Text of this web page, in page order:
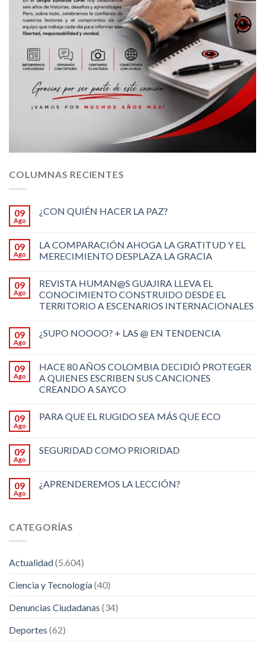
COLUMNAS RECIENTES
09
Ago
¿CON QUIÉN HACER LA PAZ?
09
Ago
LA COMPARACIÓN AHOGA LA GRATITUD Y EL
MERECIMIENTO DESPLAZA LA GRACIA
09
Ago
REVISTA HUMAN@S GUAJIRA LLEVA EL
CONOCIMIENTO CONSTRUIDO DESDE EL
TERRITORIO A ESCENARIOS INTERNACIONALES
09
Ago
¿SUPO NOOOO? + LAS @ EN TENDENCIA
09
Ago
HACE 80 AÑOS COLOMBIA DECIDIÓ PROTEGER
A QUIENES ESCRIBEN SUS CANCIONES
CREANDO A SAYCO
09
Ago
PARA QUE EL RUGIDO SEA MÁS QUE ECO
09
Ago
SEGURIDAD COMO PRIORIDAD
09
Ago
¿APRENDEREMOS LA LECCIÓN?
CATEGORÍAS
Actualidad(5.604)
Ciencia y Tecnología(40)
Denuncias Ciudadanas (34)
Deportes (62)